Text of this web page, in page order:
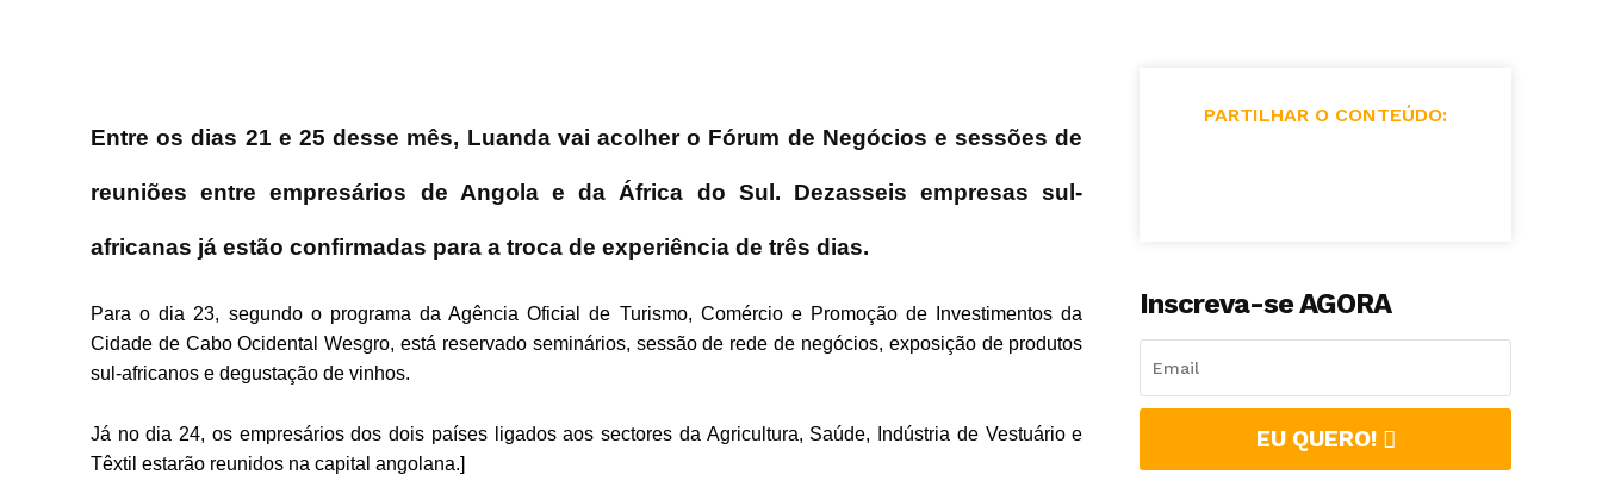
Entre os dias 21 e 25 desse mês, Luanda vai acolher o Fórum de Negócios e sessões de
reuniões entre empresários de Angola e da África do Sul. Dezasseis empresas sul-
africanas já estão confirmadas para a troca de experiência de três dias.
Para o dia 23, segundo o programa da Agência Oficial de Turismo, Comércio e Promoção de Investimentos da
Cidade de Cabo Ocidental Wesgro, está reservado seminários, sessão de rede de negócios, exposição de produtos
sul-africanos e degustação de vinhos.
Já no dia 24, os empresários dos dois países ligados aos sectores da Agricultura, Saúde, Indústria de Vestuário e
Têxtil estarão reunidos na capital angolana.]
PARTILHAR O CONTEÚDO:
Inscreva-se AGORA
EU QUERO!